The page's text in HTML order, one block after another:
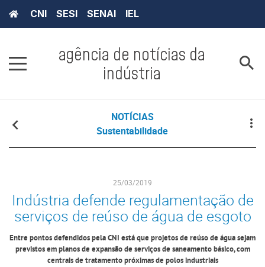
CNI SESI SENAI IEL
agência de notícias da
indústria
NOTÍCIAS
Sustentabilidade
25/03/2019
Indústria defende regulamentação de
serviços de reúso de água de esgoto
Entre pontos defendidos pela CNI está que projetos de reúso de água sejam
previstos em planos de expansão de serviços de saneamento básico, com
centrais de tratamento próximas de polos industriais